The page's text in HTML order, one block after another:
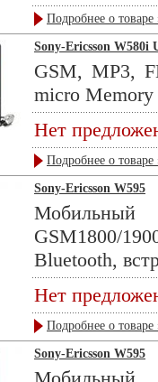
Подробнее о товаре
Sony-Ericsson W580i
GSM, MP3,
micro
Нет
Подробнее о товаре
Sony-Ericsson W595
GSM1800/
Bluetooth,
Нет
Подробнее о товаре
Sony-Ericsson W595